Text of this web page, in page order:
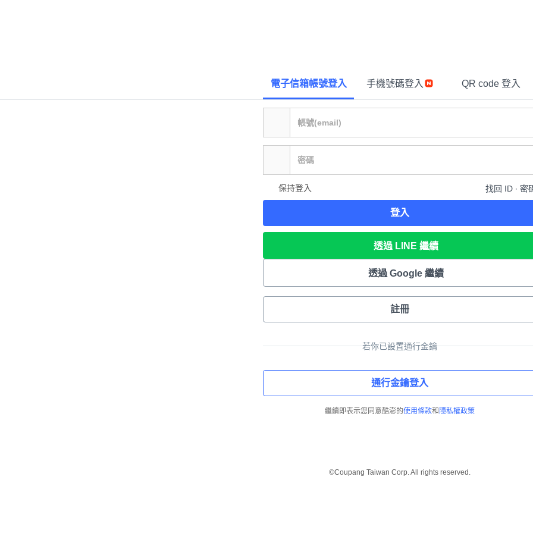
電子信箱帳號登入 手機號碼登入 QR code 登入
保持登入 找回 ID ∙ 密
登入
透過 LINE 繼續
透過 Google 繼續
註冊
若你已設置通行金鑰
通行金鑰登入
繼續即表示您同意酷澎的使用條款和 隱私權政策
©Coupang Taiwan Corp. All rights reserved.